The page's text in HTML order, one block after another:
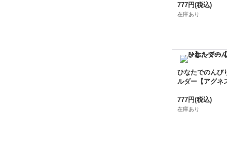
777円(税込)
在庫あり
ひなたでのんび
ルダー【アグネ
777円(税込)
在庫あり